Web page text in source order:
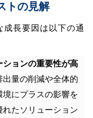
トの見解
長要因は以下の通
ョンの重要性が高
量の削減や全体的
にプラスの影響を
たソリューション